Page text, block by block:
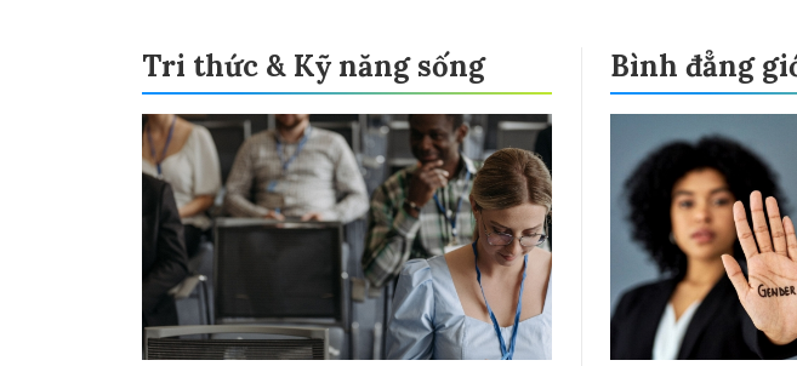
Tri thức & Kỹ năng sống Bình đẳng